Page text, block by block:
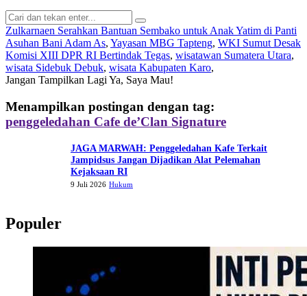
Zulkarnaen Serahkan Bantuan Sembako untuk Anak Yatim di Panti
Asuhan Bani Adam As, Yayasan MBG Tapteng, WKI Sumut Desak
Komisi XIII DPR RI Bertindak Tegas, wisatawan Sumatera Utara,
wisata Sidebuk Debuk, wisata Kabupaten Karo,
Jangan Tampilkan LagiYa, Saya Mau!
Menampilkan postingan dengan tag:
penggeledahan Cafe de’Clan Signature
JAGA MARWAH: Penggeledahan Kafe Terkait
Jampidsus Jangan Dijadikan Alat Pelemahan
Kejaksaan RI
9 Juli 2026 Hukum
Populer